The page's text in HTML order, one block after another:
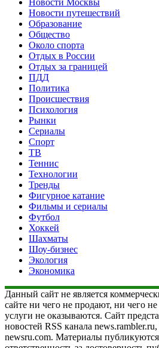
Новости путешествий
Образование
Общество
Около спорта
Отдых в России
Отдых за границей
ПДД
Политика
Происшествия
Психология
Рынки
Сериалы
Спорт
ТВ
Теннис
Технологии
Тренды
Фигурное катание
Фильмы и сериалы
Футбол
Хоккей
Шахматы
Шоу-бизнес
Экология
Экономика
Данный сайт не является
сайте ни чего не продают, ни чего
услуги не оказываются. Сайт
новостей RSS канала
newsru.com. Материалы